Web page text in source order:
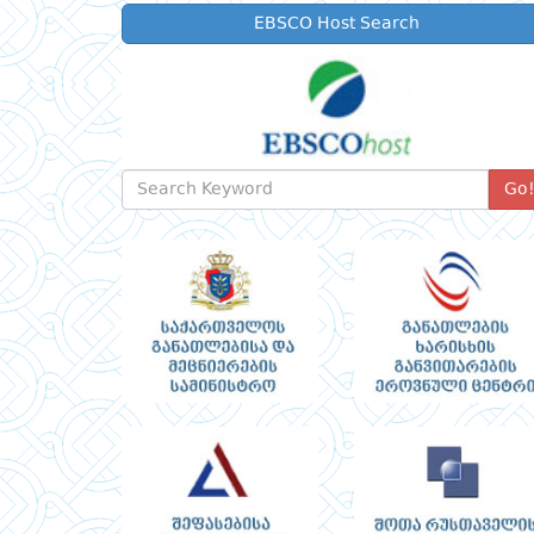
EBSCO Host Search
Go!